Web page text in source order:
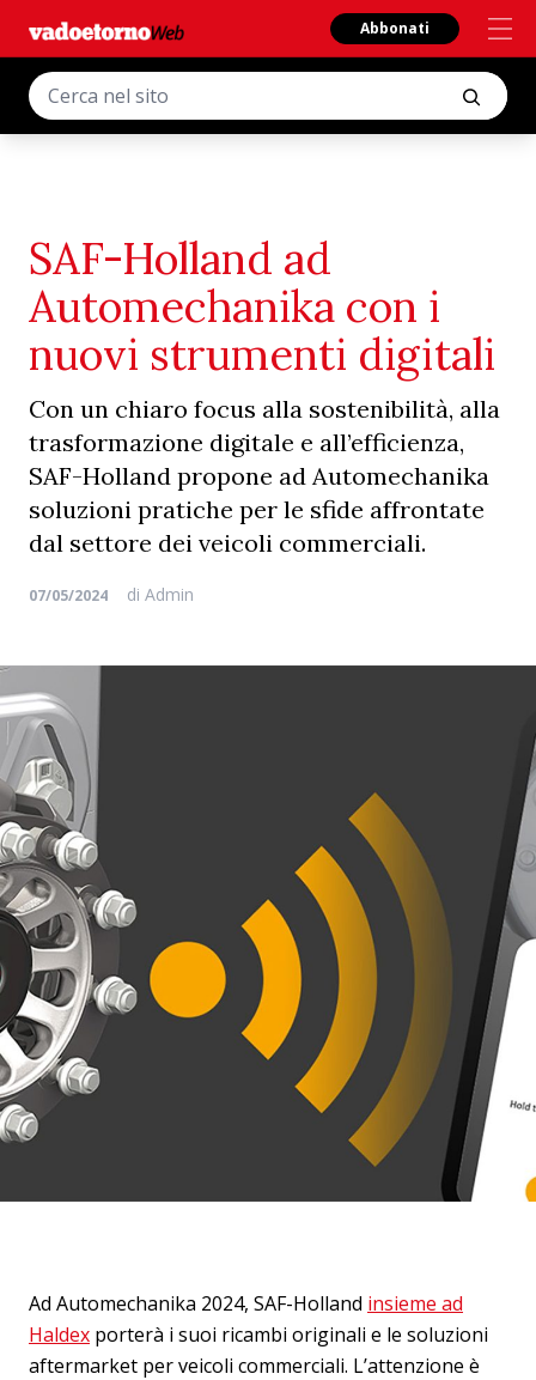
Abbonati
SAF-Holland ad
Automechanika con i
nuovi strumenti digitali
Con un chiaro focus alla sostenibilità, alla
trasformazione digitale e all’efficienza,
SAF-Holland propone ad Automechanika
soluzioni pratiche per le sfide affrontate
dal settore dei veicoli commerciali.
07/05/2024 di Admin
Ad Automechanika 2024, SAF-Holland insieme ad
Haldex porterà i suoi ricambi originali e le soluzioni
aftermarket per veicoli commerciali. L’attenzione è